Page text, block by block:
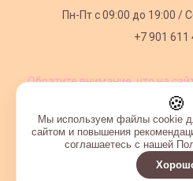
Пн-Пт с09:00 до 19:00 /
+7 901 611
Обратите внимание, что на
Интернет-магазин
🍪
Мы используем файлы cookie
сайтом и повышения
соглашаетесь с нашей